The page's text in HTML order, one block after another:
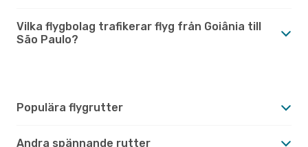
Vilka flygbolag trafikerar flyg från Goiânia till
São Paulo?
Populära flygrutter
Andra spännande rutter